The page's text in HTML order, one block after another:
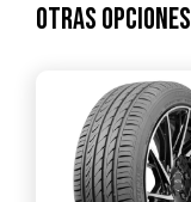
Otras opciones